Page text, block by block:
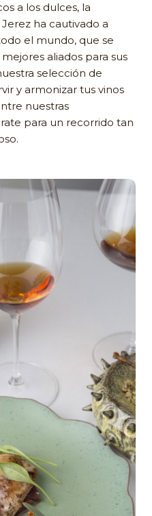
a los dulces, la
ha cautivado a
el mundo, que se
aliados para sus
selección de
y armonizar tus vinos
nuestras
para un recorrido tan